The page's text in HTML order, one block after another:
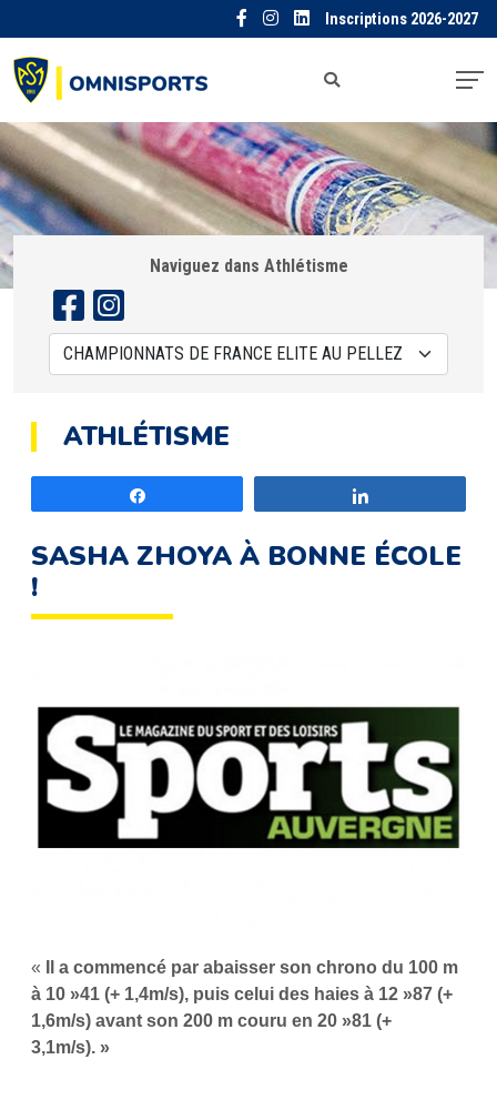
Inscriptions 2026-2027
Naviguez dans Athlétisme
ATHLÉTISME
SASHA ZHOYA À BONNE ÉCOLE
!
«
Il a commencé par abaisser son chrono du 100 m
à 10 »41 (+ 1,4m/s), puis celui des haies à 12 »87 (+
1,6m/s) avant son 200 m couru en 20 »81 (+
3,1m/s). »